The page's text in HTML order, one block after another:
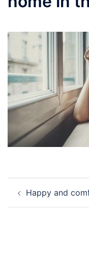
navigatie
Happy and